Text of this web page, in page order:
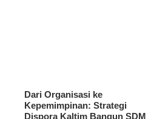
Dari Organisasi ke
Kepemimpinan: Strategi
Dispora Kaltim Bangun SDM